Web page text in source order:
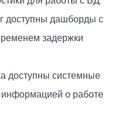
доступны дашборды с
задержки
доступны системные
о работе